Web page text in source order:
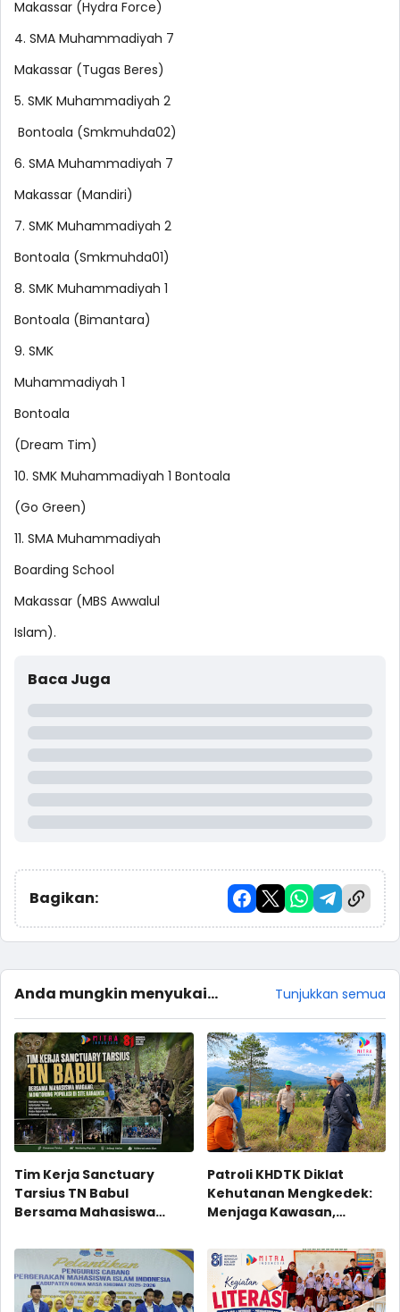
Makassar (Hydra Force)
4. SMA Muhammadiyah 7
Makassar (Tugas Beres)
5. SMK Muhammadiyah 2
Bontoala (Smkmuhda02)
6. SMA Muhammadiyah 7
Makassar (Mandiri)
7. SMK Muhammadiyah 2
Bontoala (Smkmuhda01)
8. SMK Muhammadiyah 1
Bontoala (Bimantara)
9. SMK
Muhammadiyah 1
Bontoala
(Dream Tim)
10. SMK Muhammadiyah 1 Bontoala
(Go Green)
11. SMA Muhammadiyah
Boarding School
Makassar (MBS Awwalul
Islam).
Baca Juga
Bagikan:
Anda mungkin menyukai
postingan ini
Tunjukkan semua
Tim Kerja Sanctuary
Tarsius TN Babul
Bersama Mahasiswa
Populasi di Site Karaenta
Patroli KHDTK Diklat
Kehutanan Mengkedek:
Menjaga Kawasan,